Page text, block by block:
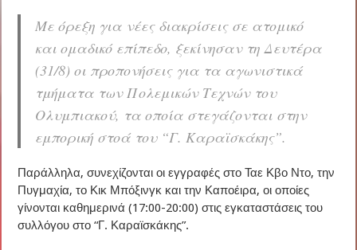
Με όρεξη για νέες διακρίσεις σε ατομικό
και ομαδικό επίπεδο, ξεκίνησαν τη Δευτέρα
(31/8) οι προπονήσεις για τα αγωνιστικά
τμήματα των Πολεμικών Τεχνών του
Ολυμπιακού, τα οποία στεγάζονται στην
εμπορική στοά του “Γ. Καραϊσκάκης”.
Παράλληλα, συνεχίζονται οι εγγραφές στο Ταε Κβο Ντο, την
Πυγμαχία, το Κικ Μπόξινγκ και την Καποέιρα, οι οποίες
γίνονται καθημερινά (17:00-20:00) στις εγκαταστάσεις του
συλλόγου στο “Γ. Καραϊσκάκης”.